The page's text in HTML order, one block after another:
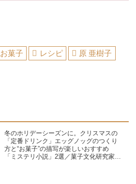
お菓子 レシピ
原 亜樹子
冬のホリデーシーズンに。クリスマスの
「定番ドリンク」エッグノッグのつくり
方と“お菓子”の描写が楽しいおすすめ
「ミステリ小説」2選／菓子文化研究家・